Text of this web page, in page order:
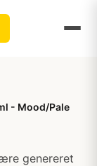
- Mood/Pale
genereret